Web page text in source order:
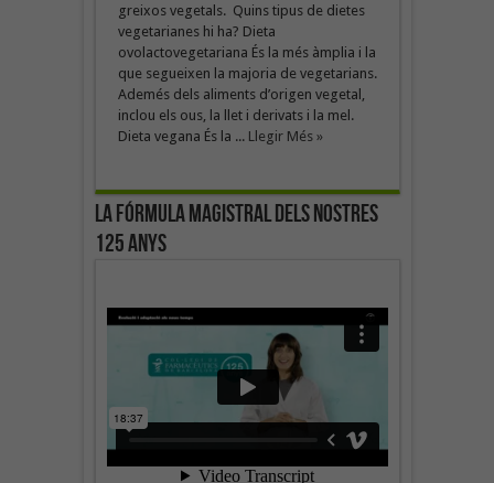
greixos vegetals. Quins tipus de dietes
vegetarianes hi ha? Dieta
ovolactovegetariana És la més àmplia i la
que segueixen la majoria de vegetarians.
Ademés dels aliments d’origen vegetal,
inclou els ous, la llet i derivats i la mel.
Dieta vegana És la ... Llegir Més »
La fórmula magistral dels nostres
125 anys